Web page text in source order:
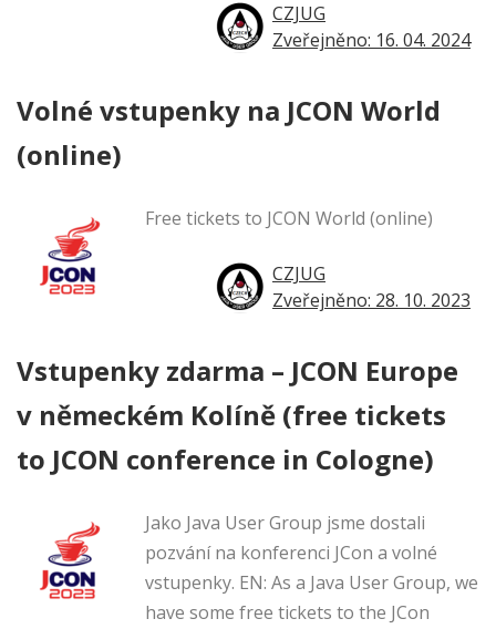
CZJUG
Zveřejněno: 16. 04. 2024
Volné vstupenky na JCON World
(online)
Free tickets to JCON World (online)
CZJUG
Zveřejněno: 28. 10. 2023
Vstupenky zdarma – JCON Europe
v německém Kolíně (free tickets
to JCON conference in Cologne)
Jako Java User Group jsme dostali
pozvání na konferenci JCon a volné
vstupenky. EN: As a Java User Group, we
have some free tickets to the JCon